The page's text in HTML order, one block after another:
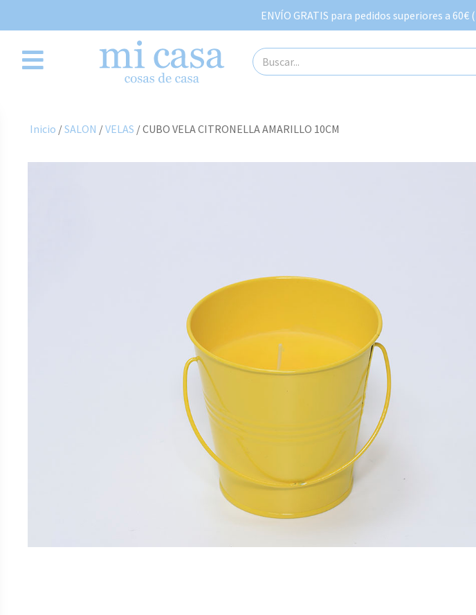
ENVÍO GRATIS para pedidos superiores a
Inicio /SALON /VELAS / CUBO VELA CITRONELLA AMARILLO 10CM